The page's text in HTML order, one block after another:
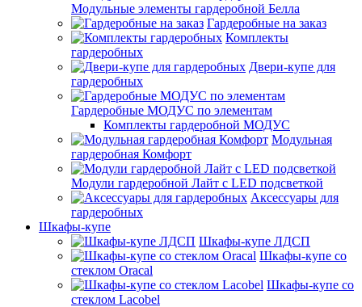
Модульные элементы гардеробной Белла
Гардеробные на заказ
Комплекты
гардеробных
Двери-купе для
гардеробных
Гардеробные МОДУС по элементам
Комплекты гардеробной МОДУС
Модульная
гардеробная Комфорт
Модули гардеробной Лайт с LED подсветкой
Аксессуары для
гардеробных
Шкафы-купе
Шкафы-купе ЛДСП
Шкафы-купе со
стеклом Oracal
Шкафы-купе со
стеклом Lacobel